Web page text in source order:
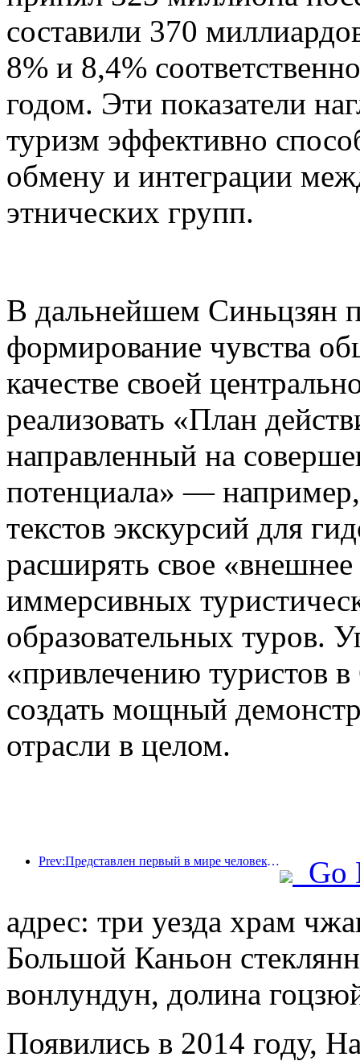
составили 370
8% и 8,4%
годом. Эти показатели
туризм эффективно
обмену и интеграции
этнических групп.
В дальнейшем Синьцзян
формирование чувства
качестве своей
реализовать «План
направленный на
потенциала» — например,
текстов экскурсий для
расширять свое «внешнее
иммерсивных
образовательных туров.
«привлечению туристов
создать мощный
отрасли в целом.
Prev:Представлен первый в мире человекоподобный робот, ориентированный на обслуживание в сфере общественного питания в различных сценариях.
Go
адрес: три уезда храм
Большой Каньон
вонлундун, долина
Появились в 2014 году,